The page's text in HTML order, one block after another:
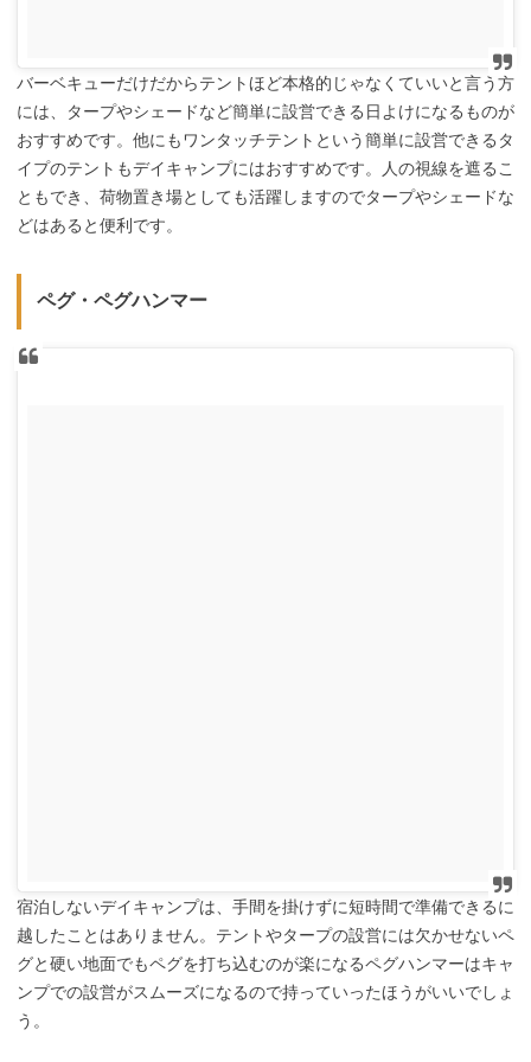
バーベキューだけだからテントほど本格的じゃなくていいと言う方
には、タープやシェードなど簡単に設営できる日よけになるものが
おすすめです。他にもワンタッチテントという簡単に設営できるタ
イプのテントもデイキャンプにはおすすめです。人の視線を遮るこ
ともでき、荷物置き場としても活躍しますのでタープやシェードな
どはあると便利です。
ペグ・ペグハンマー
宿泊しないデイキャンプは、手間を掛けずに短時間で準備できるに
越したことはありません。テントやタープの設営には欠かせないペ
グと硬い地面でもペグを打ち込むのが楽になるペグハンマーはキャ
ンプでの設営がスムーズになるので持っていったほうがいいでしょ
う。